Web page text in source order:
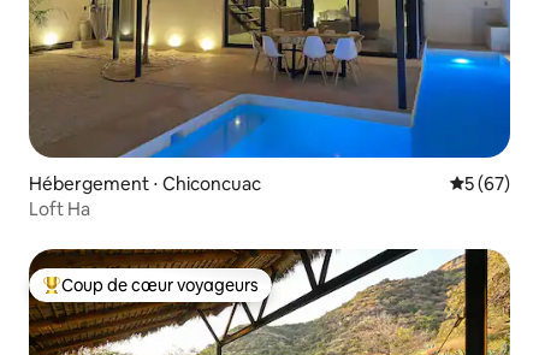
Hébergement ⋅ Chiconcuac
5 (67)
Loft Ha
Coups de cœur voyageurs les plus appréciés
Coup de cœur voyageurs